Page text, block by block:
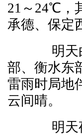
21～24℃，
承德、保定
明天白
部、衡水东
雷雨时局地
云间晴。
明天夜